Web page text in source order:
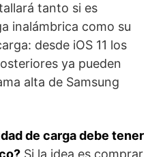
tanto si es
inalámbrica como su
desde iOS 11 los
ya pueden
alta de Samsung
de carga debe tener
Si la idea es comprar